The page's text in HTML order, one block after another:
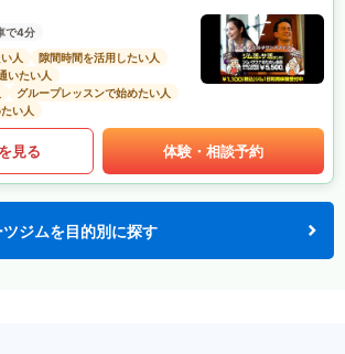
で4分
人
隙間時間を活用したい人
いたい人
グループレッスンで始めたい人
い人
見る 体験・相談予約
ジムを目的別に探す